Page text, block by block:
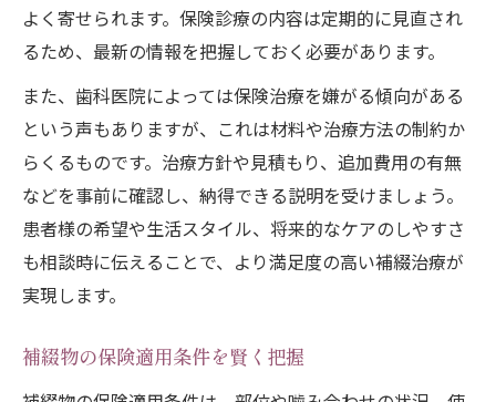
よく寄せられます。保険診療の内容は定期的に見直され
るため、最新の情報を把握しておく必要があります。
また、歯科医院によっては保険治療を嫌がる傾向がある
という声もありますが、これは材料や治療方法の制約か
らくるものです。治療方針や見積もり、追加費用の有無
などを事前に確認し、納得できる説明を受けましょう。
患者様の希望や生活スタイル、将来的なケアのしやすさ
も相談時に伝えることで、より満足度の高い補綴治療が
実現します。
補綴物の保険適用条件を賢く把握